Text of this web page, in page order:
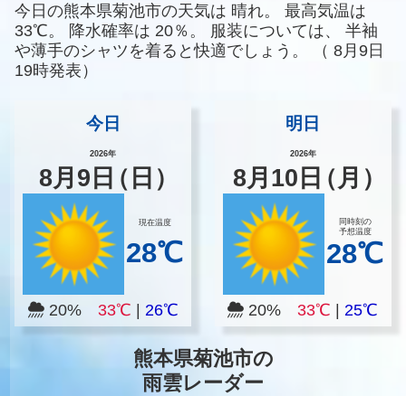
今日の熊本県菊池市の天気は 晴れ。
最高気温は
33℃。
降水確率は 20％。 服装については、
半袖
や薄手のシャツを着ると快適でしょう。
（ 8月9日
19時発表）
今日
2026年
8月 9 日（日）
現在温度
28℃
20% 33℃ 26℃
明日
2026年
8月 10 日（月）
同時刻の
予想温度
28℃
20%33℃ |25℃
熊本県菊池市の
雨雲レーダー